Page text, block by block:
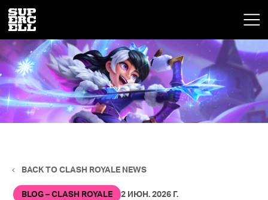
BACK TO CLASH ROYALE NEWS
BLOG – CLASH ROYALE 2 ИЮН. 2026 Г.